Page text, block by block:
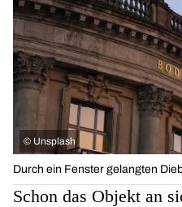
© Unsplash
Durch ein Fenster gelangten
Schon das Objekt an